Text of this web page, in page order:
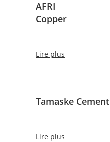
AFRI
Copper
Lire plus
Tamaske Cement
Lire plus